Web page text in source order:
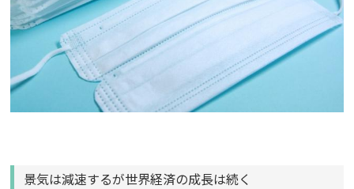
景気は減速するが世界経済の成長は続く